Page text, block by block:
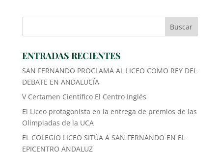
ENTRADAS RECIENTES
SAN FERNANDO PROCLAMA AL LICEO COMO REY DEL
DEBATE EN ANDALUCÍA
V Certamen Científico El Centro Inglés
El Liceo protagonista en la entrega de premios de las
Olimpiadas de la UCA
EL COLEGIO LICEO SITÚA A SAN FERNANDO EN EL
EPICENTRO ANDALUZ